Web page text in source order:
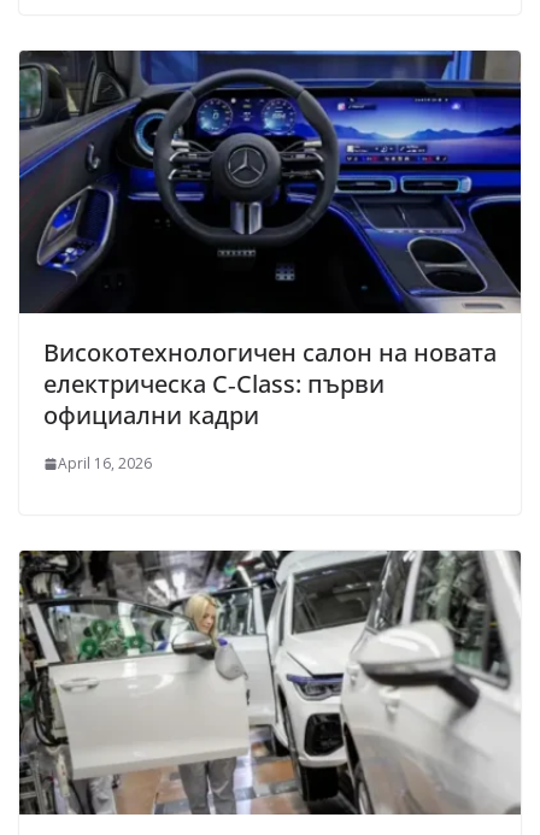
Високотехнологичен салон на новата
електрическа C‑Class: първи
официални кадри
April 16, 2026